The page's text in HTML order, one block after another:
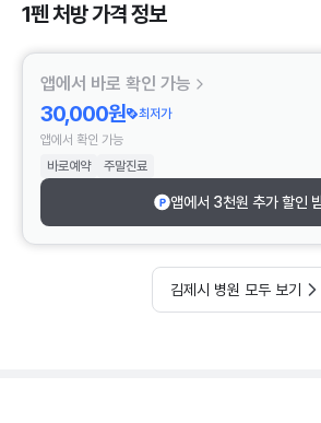
1펜 처방 가격 정보
앱에서 바로 확인 가능
30,000원
최저가
앱에서 확인 가능
바로예약
주말진료
앱에서 3천원 추가 할인
김제시 병원 모두 보기